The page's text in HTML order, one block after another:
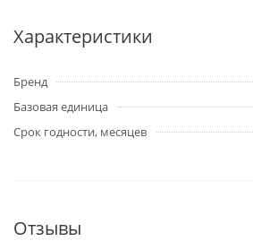
Характеристики
Бренд
Базовая единица
Срок годности, месяцев
Отзывы